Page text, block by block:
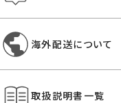
海外配送について
取扱説明書一覧